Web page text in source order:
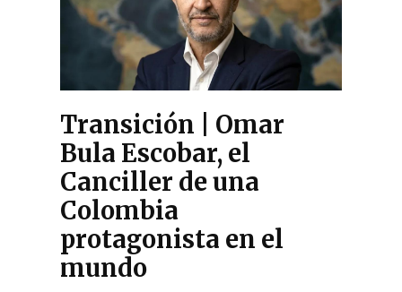
Transición | Omar
Bula Escobar, el
Canciller de una
Colombia
protagonista en el
mundo